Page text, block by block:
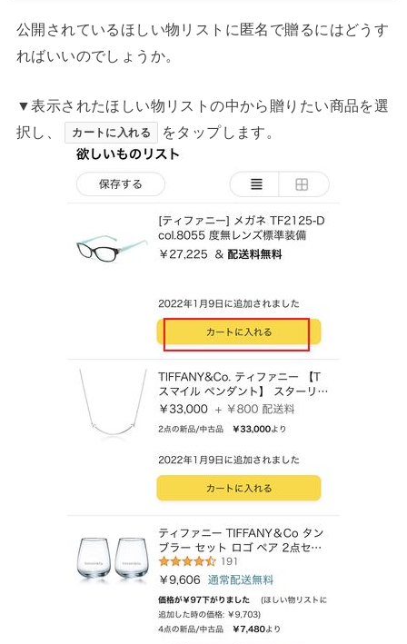
公開されているほしい物リストに匿名で贈るにはどうす
ればいいのでしょうか。
▼表示されたほしい物リストの中から贈りたい商品を選
択し、
カートに入れる をタップします。